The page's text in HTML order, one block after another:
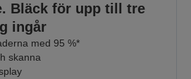
Bläck för upp till tre
ingår
med 95 %*
skanna